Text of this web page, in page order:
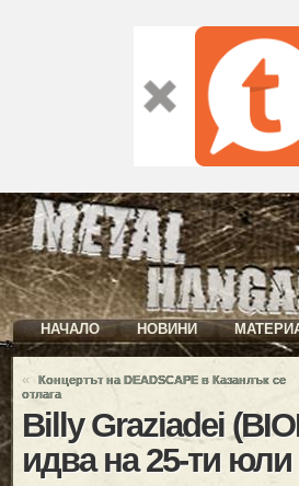
НАЧАЛО НОВИНИ
«
Концертът на DEADSCAPE в Казанлък се
отлага
Billy Graziadei
идва на 25-ти